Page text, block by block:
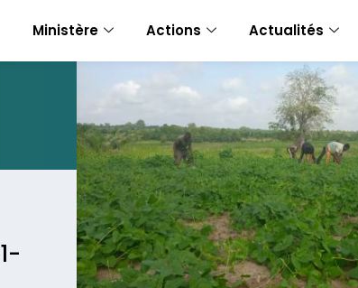
Ministère Actions Actualités